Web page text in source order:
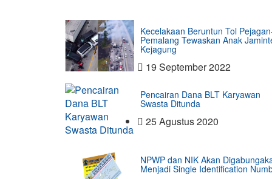
Kecelakaan Beruntun Tol
Pemalang Tewaskan Anak
Kejagung
19 September 2022
Pencairan Dana BLT Karyawan
Swasta Ditunda
25 Agustus 2020
NPWP dan NIK Akan
Menjadi Single Identification